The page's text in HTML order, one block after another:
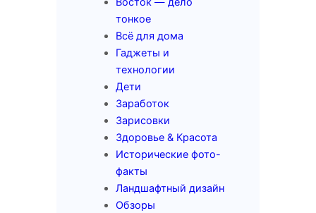
тонкое
Всё для дома
Гаджеты и
технологии
Дети
Заработок
Зарисовки
Здоровье & Красота
Исторические фото-
факты
Ландшафтный дизайн
Обзоры